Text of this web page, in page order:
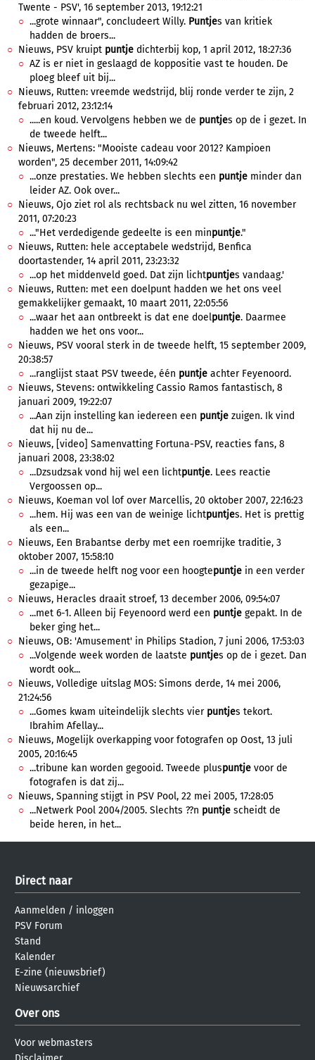
Twente - PSV', 16 september 2013, 19:12:21
...grote winnaar", concludeert Willy. Puntjes van kritiek
hadden de broers...
Nieuws, PSV kruipt puntje dichterbij kop, 1 april 2012, 18:27:36
AZ is er niet in geslaagd de koppositie vast te houden. De
ploeg bleef uit bij...
Nieuws, Rutten: vreemde wedstrijd, blij ronde verder te zijn, 2
februari 2012, 23:12:14
.....en koud. Vervolgens hebben we de puntjes op de i gezet. In
de tweede helft...
Nieuws, Mertens: "Mooiste cadeau voor 2012? Kampioen
worden", 25 december 2011, 14:09:42
...onze prestaties. We hebben slechts een puntje minder dan
leider AZ. Ook over...
Nieuws, Ojo ziet rol als rechtsback nu wel zitten, 16 november
2011, 07:20:23
..."Het verdedigende gedeelte is een minpuntje."
Nieuws, Rutten: hele acceptabele wedstrijd, Benfica
doortastender, 14 april 2011, 23:23:32
...op het middenveld goed. Dat zijn lichtpuntjes vandaag.'
Nieuws, Rutten: met een doelpunt hadden we het ons veel
gemakkelijker gemaakt, 10 maart 2011, 22:05:56
...waar het aan ontbreekt is dat ene doelpuntje. Daarmee
hadden we het ons voor...
Nieuws, PSV vooral sterk in de tweede helft, 15 september 2009,
20:38:57
...ranglijst staat PSV tweede, één puntje achter Feyenoord.
Nieuws, Stevens: ontwikkeling Cassio Ramos fantastisch, 8
januari 2009, 19:22:07
...Aan zijn instelling kan iedereen een puntje zuigen. Ik vind
dat hij nu de...
Nieuws, [video] Samenvatting Fortuna-PSV, reacties fans, 8
januari 2008, 23:38:02
...Dzsudzsak vond hij wel een lichtpuntje. Lees reactie
Vergoossen op...
Nieuws, Koeman vol lof over Marcellis, 20 oktober 2007, 22:16:23
...hem. Hij was een van de weinige lichtpuntjes. Het is prettig
als een...
Nieuws, Een Brabantse derby met een roemrijke traditie, 3
oktober 2007, 15:58:10
...in de tweede helft nog voor een hoogtepuntje in een verder
gezapige...
Nieuws, Heracles draait stroef, 13 december 2006, 09:54:07
...met 6-1. Alleen bij Feyenoord werd een puntje gepakt. In de
beker ging het...
Nieuws, OB: 'Amusement' in Philips Stadion, 7 juni 2006, 17:53:03
...Volgende week worden de laatste puntjes op de i gezet. Dan
wordt ook...
Nieuws, Volledige uitslag MOS: Simons derde, 14 mei 2006,
21:24:56
...Gomes kwam uiteindelijk slechts vier puntjes tekort.
Ibrahim Afellay...
Nieuws, Mogelijk overkapping voor fotografen op Oost, 13 juli
2005, 20:16:45
...tribune kan worden gegooid. Tweede pluspuntje voor de
fotografen is dat zij...
Nieuws, Spanning stijgt in PSV Pool, 22 mei 2005, 17:28:05
...Netwerk Pool 2004/2005. Slechts ??n puntje scheidt de
beide heren, in het...
Direct naar
Aanmelden / inloggen
PSV Forum
Stand
Kalender
E-zine (nieuwsbrief)
Nieuwsarchief
Over ons
Voor webmasters